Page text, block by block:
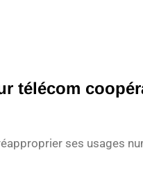
télécom
ses usages